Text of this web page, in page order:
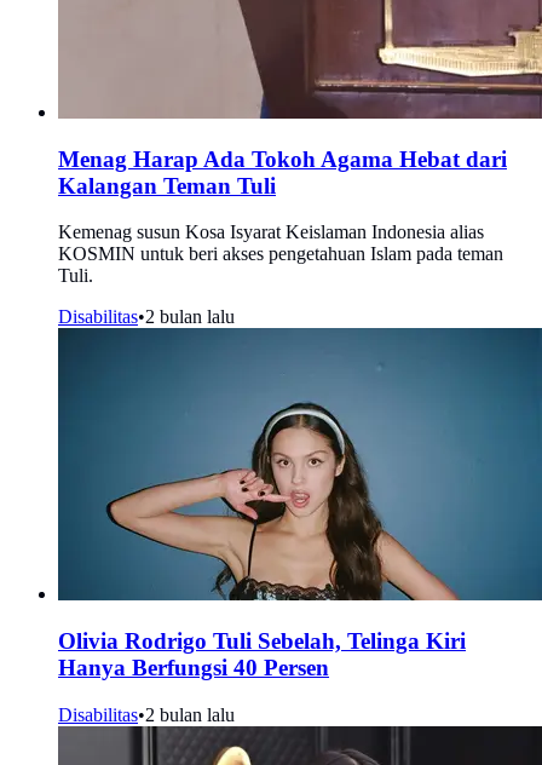
Menag Harap Ada Tokoh Agama Hebat dari
Kalangan Teman Tuli
Kemenag susun Kosa Isyarat Keislaman Indonesia alias
KOSMIN untuk beri akses pengetahuan Islam pada teman
Tuli.
Disabilitas•2 bulan lalu
Olivia Rodrigo Tuli Sebelah, Telinga Kiri
Hanya Berfungsi 40 Persen
Disabilitas•2 bulan lalu